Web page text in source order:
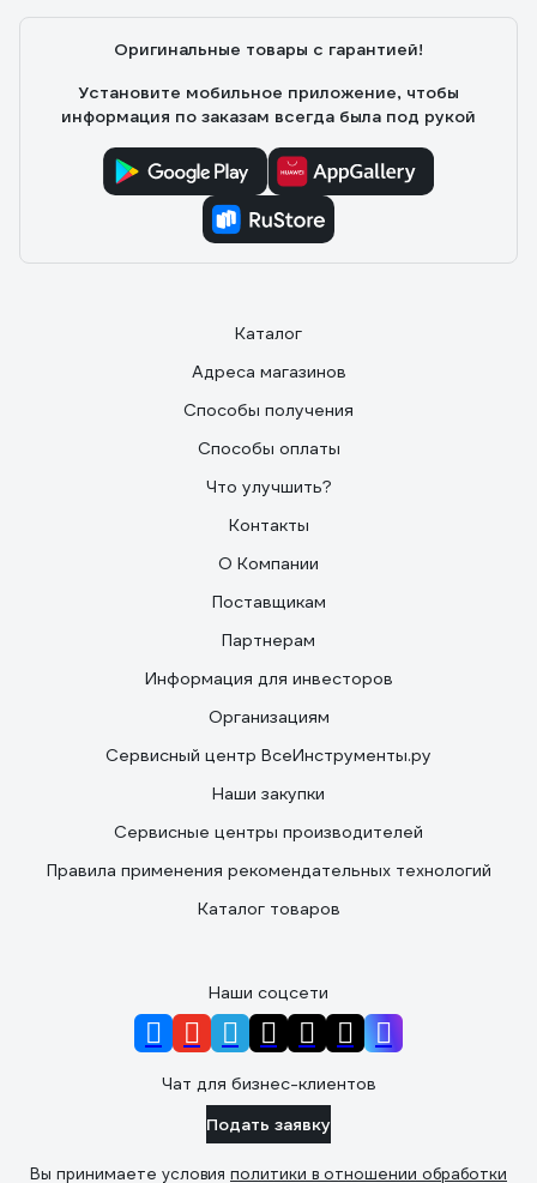
Оригинальные товары с гарантией!
Установите мобильное приложение, чтобы
информация по заказам всегда была под рукой
Каталог
Адреса магазинов
Способы получения
Способы оплаты
Что улучшить?
Контакты
О Компании
Поставщикам
Партнерам
Информация для инвесторов
Организациям
Сервисный центр ВсеИнструменты.ру
Наши закупки
Сервисные центры производителей
Правила применения рекомендательных технологий
Каталог товаров
Наши соцсети
Чат для бизнес-клиентов
Подать заявку
Вы принимаете условия политики в отношении обработки